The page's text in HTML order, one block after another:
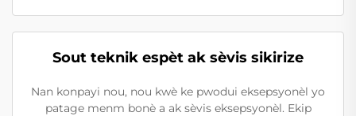
Sout teknik espèt ak sèvis sikirize
Nan konpayi nou, nou kwè ke pwodui eksepsyonèl yo
patage menm bonè a ak sèvis eksepsyonèl. Ekip